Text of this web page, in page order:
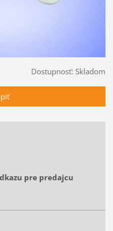
Dostupnosť: Skladom
pre predajcu